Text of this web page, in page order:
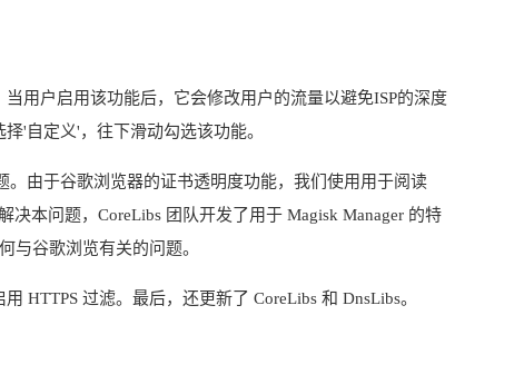
用户启用该功能后，它会修改用户的流量以避免ISP的深度
'自定义'，往下滑动勾选该功能。
由于谷歌浏览器的证书透明度功能，我们使用用于阅读
本问题，CoreLibs 团队开发了用于 Magisk Manager 的特
与谷歌浏览有关的问题。
HTTPS 过滤。最后，还更新了 CoreLibs 和 DnsLibs。